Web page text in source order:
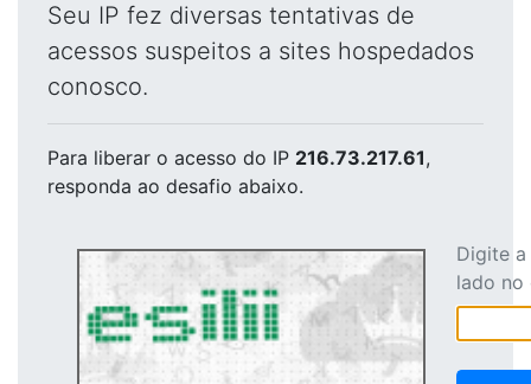
Seu IP fez diversas tentativas de
acessos suspeitos a sites hospedados
conosco.
Para liberar o acesso do IP 216.73.217.61,
responda ao desafio abaixo.
Digite
lado no